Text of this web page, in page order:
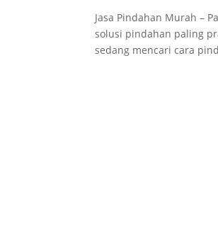
Jasa Pindahan Murah –
solusi pindahan paling
sedang mencari cara